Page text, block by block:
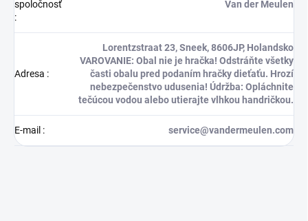
spoločnosť
:
Van der Meulen
Adresa :
Lorentzstraat 23, Sneek, 8606JP, Holandsko
VAROVANIE: Obal nie je hračka! Odstráňte všetky
časti obalu pred podaním hračky dieťaťu. Hrozí
nebezpečenstvo udusenia! Údržba: Opláchnite
tečúcou vodou alebo utierajte vlhkou handričkou.
E-mail : service@vandermeulen.com